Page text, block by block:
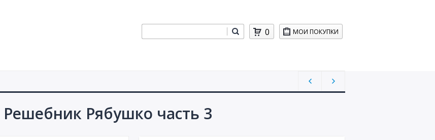
МОИ ПОКУПКИ
0
Рябушко часть 3